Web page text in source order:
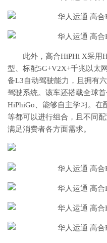
此外，高合HiPHi X采用
型、标配5G+V2X+千兆以太
备L3自动驾驶能力，且拥有
驾驶系统。该车还搭载全球
HiPhiGo、能够自主学习。在
等都可以进行组合，且不同
满足消费者各方面需求。